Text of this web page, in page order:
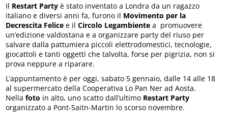
Il Restart Party è stato inventato a Londra da un ragazzo
italiano e diversi anni fa, furono il Movimento per la
Decrescita Felice e il Circolo Legambiente a promuovere
un’edizione valdostana e a organizzare party del riuso per
salvare dalla pattumiera piccoli elettrodomestici, tecnologie,
giocattoli e tanti oggetti che talvolta, forse per pigrizia, non si
prova neppure a riparare.
L’appuntamento è per oggi, sabato 5 gennaio, dalle 14 alle 18
al supermercato della Cooperativa Lo Pan Ner ad Aosta.
Nella foto in alto, uno scatto dall’ultimo Restart Party
organizzato a Pont-Saitn-Martin lo scorso novembre.